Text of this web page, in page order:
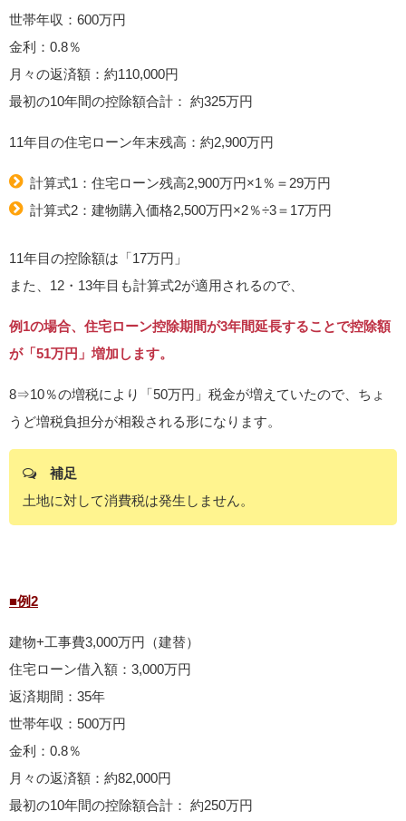
世帯年収：600万円
金利：0.8％
月々の返済額：約110,000円
最初の10年間の控除額合計： 約325万円
11年目の住宅ローン年末残高：約2,900万円
計算式1：住宅ローン残高2,900万円×1％＝29万円
計算式2：建物購入価格2,500万円×2％÷3＝17万円
11年目の控除額は「17万円」
また、12・13年目も計算式2が適用されるので、
例1の場合、住宅ローン控除期間が3年間延長することで控除額
が「51万円」増加します。
8⇒10％の増税により「50万円」税金が増えていたので、ちょ
うど増税負担分が相殺される形になります。
補足
土地に対して消費税は発生しません。
■例2
建物+工事費3,000万円（建替）
住宅ローン借入額：3,000万円
返済期間：35年
世帯年収：500万円
金利：0.8％
月々の返済額：約82,000円
最初の10年間の控除額合計： 約250万円